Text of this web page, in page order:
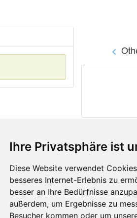
Ihre Privatsphäre ist
Diese Website verwendet
besseres Internet-Erlebnis zu
besser an Ihre Bedürfnisse
außerdem, um Ergebnisse zu
Besucher kommen oder um
Contacts
Feedback
Report A Bug